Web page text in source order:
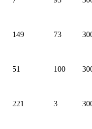
149 73
51 100
221 3